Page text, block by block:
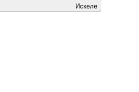
Искеле